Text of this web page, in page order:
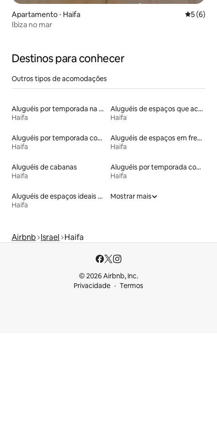
Apartamento ⋅ Haifa 5 de
5 (6)
Ibiza no mar
Destinos para conhecer
Outros tipos de acomodações
Aluguéis por temporada na orla
Haifa
Aluguéis de espaços que aceitam animais de estimação
Haifa
Aluguéis por temporada com banheira de hidromassagem
Haifa
Aluguéis de espaços em frente à praia
Haifa
Aluguéis de cabanas
Haifa
Aluguéis por temporada com sauna
Haifa
Aluguéis de espaços ideais para famílias
Haifa
Mostrar mais
Airbnb Israel Haifa
© 2026 Airbnb, Inc.
Privacidade
Termos